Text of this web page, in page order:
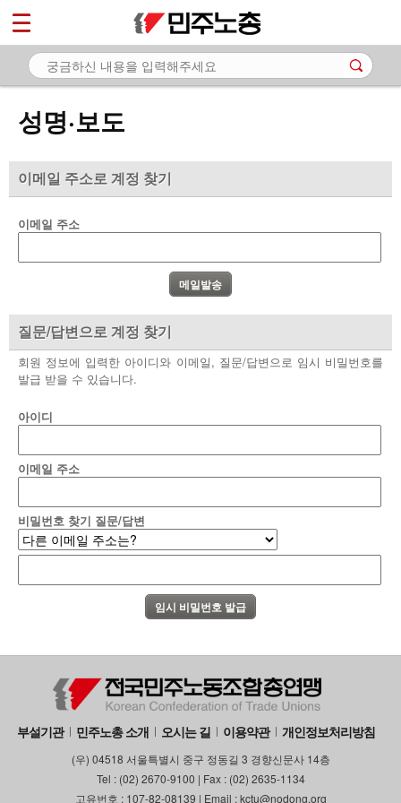
성명·보도
이메일 주소로 계정 찾기
이메일 주소
질문/답변으로 계정 찾기
회원 정보에 입력한 아이디와 이메일, 질문/답변으로 임시 비밀번호를
발급 받을 수 있습니다.
아이디
이메일 주소
비밀번호 찾기 질문/답변
부설기관 민주노총 소개 오시는 길 이용약관 개인정보처리방침
(우) 04518 서울특별시 중구 정동길 3 경향신문사 14층
Tel : (02) 2670-9100 | Fax : (02) 2635-1134
고유번호 : 107-82-08139 | Email : kctu@nodong.org
마이페이지
소개
- 공지사항
- 성명·보도
부설기관
업무